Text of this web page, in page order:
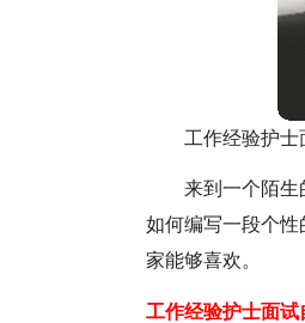
工作经验护士
来到一个陌生
如何编写一段个
家能够喜欢。
工作经验护士面试